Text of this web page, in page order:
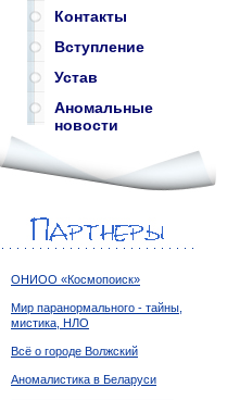
Контакты
Вступление
Устав
Аномальные
новости
ОНИОО «Космопоиск»
Мир паранормального - тайны,
мистика, НЛО
Всё о городе Волжский
Аномалистика в Беларуси